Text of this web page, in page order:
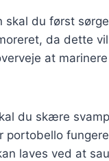
skal du først
da dette
at
du skære
portobello
laves ved at